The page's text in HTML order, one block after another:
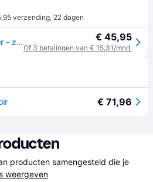
verzending, 22 dagen
Color Kids Skibroek Junior - zwart - 116 € 45,95
Of 3 betalingen van € 15,31/mnd.
€ 71,96
producten samengesteld die je
weergeven